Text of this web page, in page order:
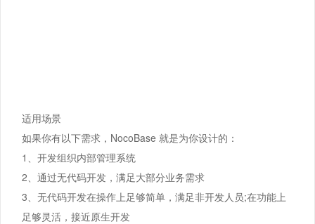
适用场景
如果你有以下需求，NocoBase 就是为你设计的：
1、开发组织内部管理系统
2、通过无代码开发，满足大部分业务需求
3、无代码开发在操作上足够简单，满足非开发人员;在功能上
足够灵活，接近原生开发